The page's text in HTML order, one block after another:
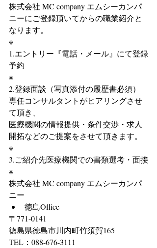
株式会社 MC company エムシーカンパ
ニーにご登録頂いてからの職業紹介と
なります。
※
1.エントリー『電話・メール』にて登録
予約
※
2.登録面談（写真添付の履歴書必須）
専任コンサルタントがヒアリングさせ
て頂き、
医療機関の情報提供・条件交渉・求人
開拓などのご提案をさせて頂きます。
※
3.ご紹介先医療機関での書類選考・面接
※
株式会社 MC company エムシーカンパ
ニー
徳島Office
〒771-0141
徳島県徳島市川内町竹須賀165
TEL：088-676-3111